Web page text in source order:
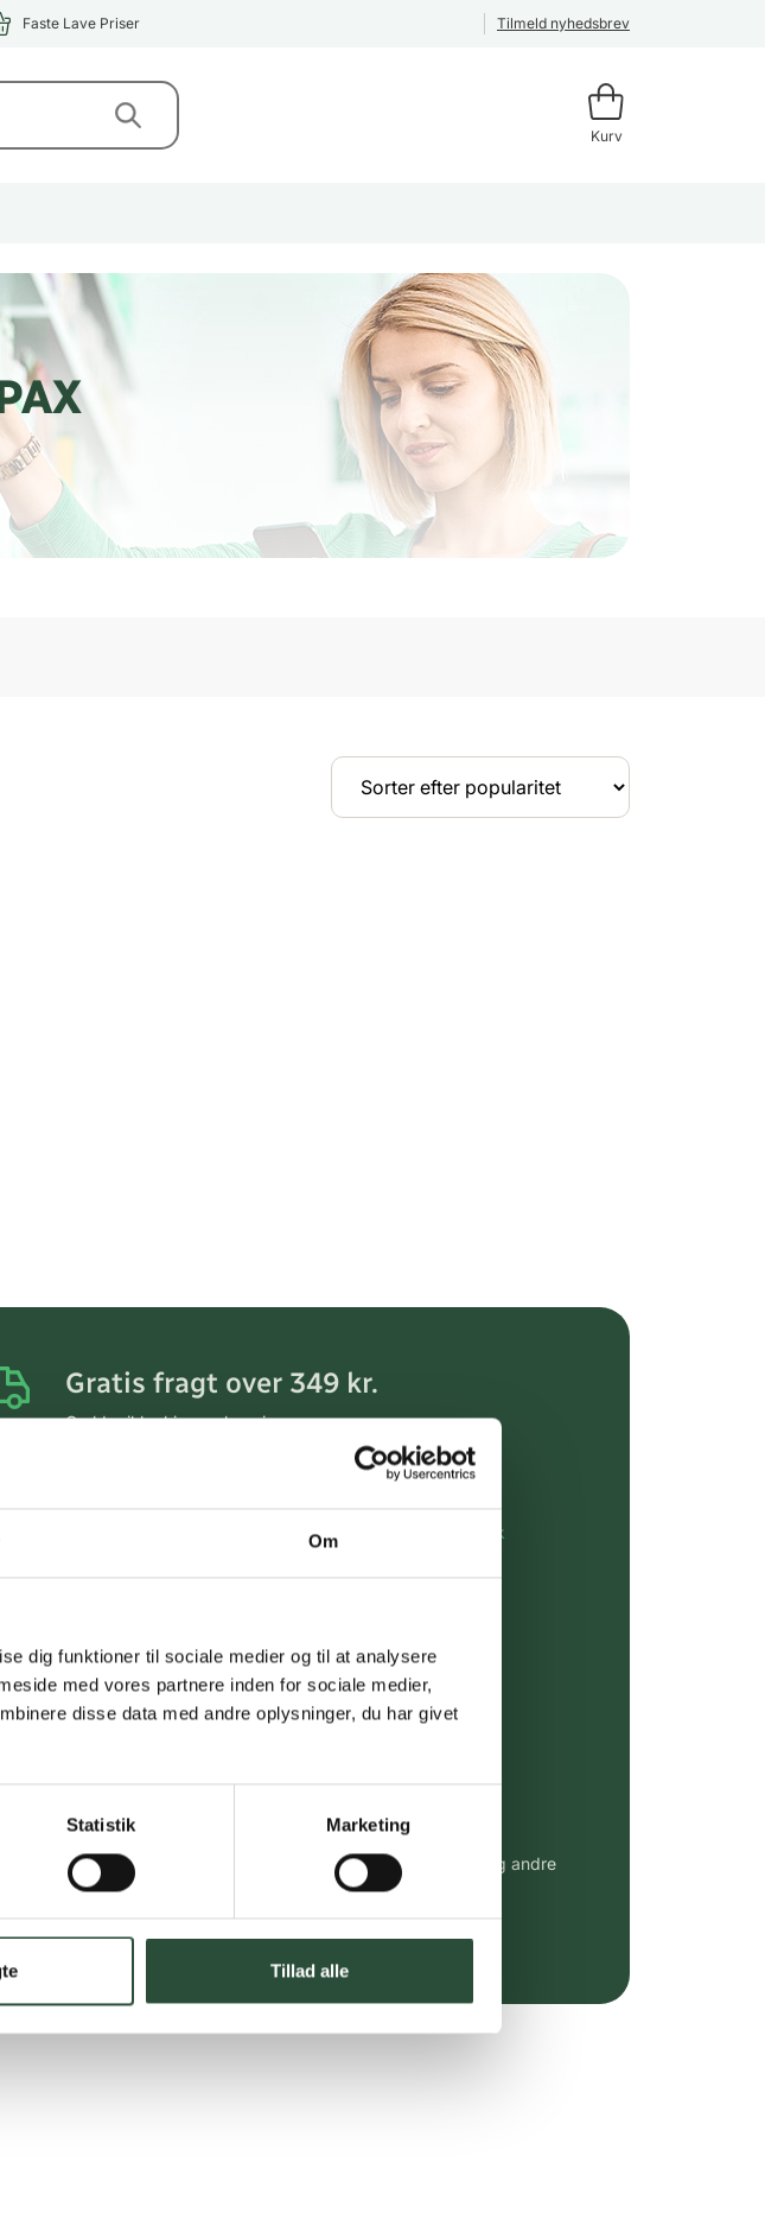
Om
dig funktioner til sociale medier og til at analysere
med vores partnere inden for sociale medier,
disse data med andre oplysninger, du har givet
Statistik Marketing
Tillad alle
Faste Lave Priser Tilmeld nyhedsbrev
Kurv
Gratis fragt over 349 kr.
Gælder ikke hjemmelevering
kundeservice@uglecare.dk
Faste lave priser*
Stort udvalg af kendte produkter
Vi tilbyder et stort udvalg af kendte cremer, vitaminer og andre
spændende produkter – altid til fast lav pris.
Læs mere om Uglecare.dk her